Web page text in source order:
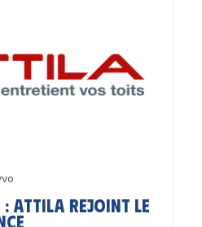
ATTILA rejoint le